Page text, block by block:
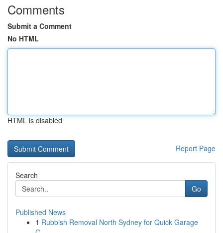
Comments
Submit a Comment
No HTML
HTML is disabled
Report Page
Search
Go
Published News
1 Rubbish Removal North Sydney for Quick Garage